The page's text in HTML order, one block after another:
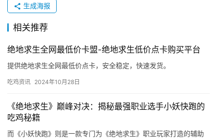
生成海报
相关推荐
绝地求生全网最低价卡盟-绝地求生低价点卡购买平台
提供绝地求生全网最低价点卡，安全稳定，快速发货。
吃鸡资讯 2024年10月28日
《绝地求生》巅峰对决：揭秘最强职业选手小妖快跑的
吃鸡秘籍
而《小妖快跑》则是一款专门为《绝地求生》职业玩家打造的辅助